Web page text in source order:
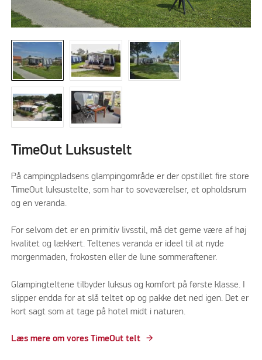
TimeOut Luksustelt
På campingpladsens glampingområde er der opstillet fire store
TimeOut luksustelte, som har to soveværelser, et opholdsrum
og en veranda.
For selvom det er en primitiv livsstil, må det gerne være af høj
kvalitet og lækkert. Teltenes veranda er ideel til at nyde
morgenmaden, frokosten eller de lune sommeraftener.
Glampingteltene tilbyder luksus og komfort på første klasse. I
slipper endda for at slå teltet op og pakke det ned igen. Det er
kort sagt som at tage på hotel midt i naturen.
Læs mere om vores TimeOut telt